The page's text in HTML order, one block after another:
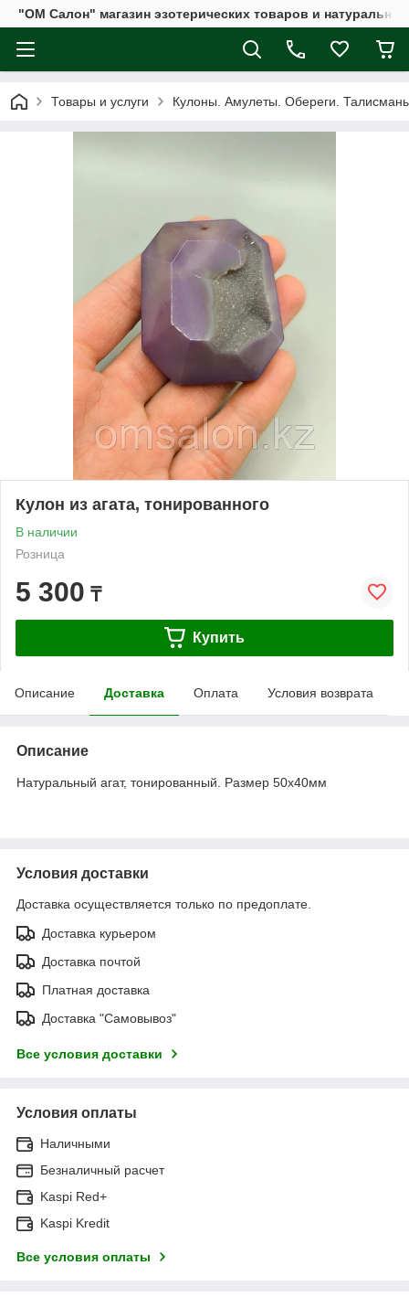
"ОМ Салон" магазин эзотерических товаров и
Товары и услуги Кулоны. Амулеты. Обереги.
Кулон из агата, тонированного
В наличии
Розница
5 300 ₸
Купить
Описание Доставка Оплата Условия возврата
Описание
Натуральный агат, тонированный. Размер 50х40мм
Условия доставки
Доставка осуществляется только по предоплате.
Доставка курьером
Доставка почтой
Платная доставка
Доставка "Самовывоз"
Все условия доставки
Условия оплаты
Наличными
Безналичный расчет
Kaspi Red+
Kaspi Kredit
Все условия оплаты